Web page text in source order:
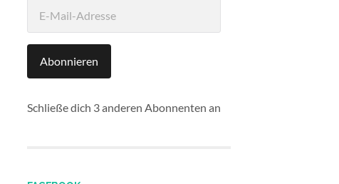
Mail-
Abonnieren
Schließe dich 3 anderen Abonnenten an